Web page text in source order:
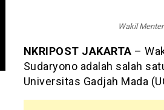
Wakil
NKRIPOST JAKARTA –
Sudaryono adalah salah
Universitas Gadjah Mada